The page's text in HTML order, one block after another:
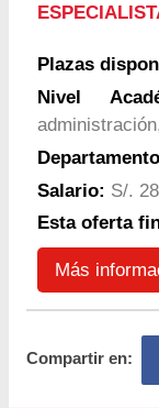
Plazas
Nivel
Salario: S/.
Esta oferta
Más
Compartir en: